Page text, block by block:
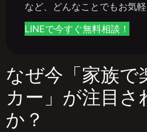
など、どんなことでもお気軽
LINEで今すぐ無料相談！
なぜ今「家族で
カー」が注目さ
か？